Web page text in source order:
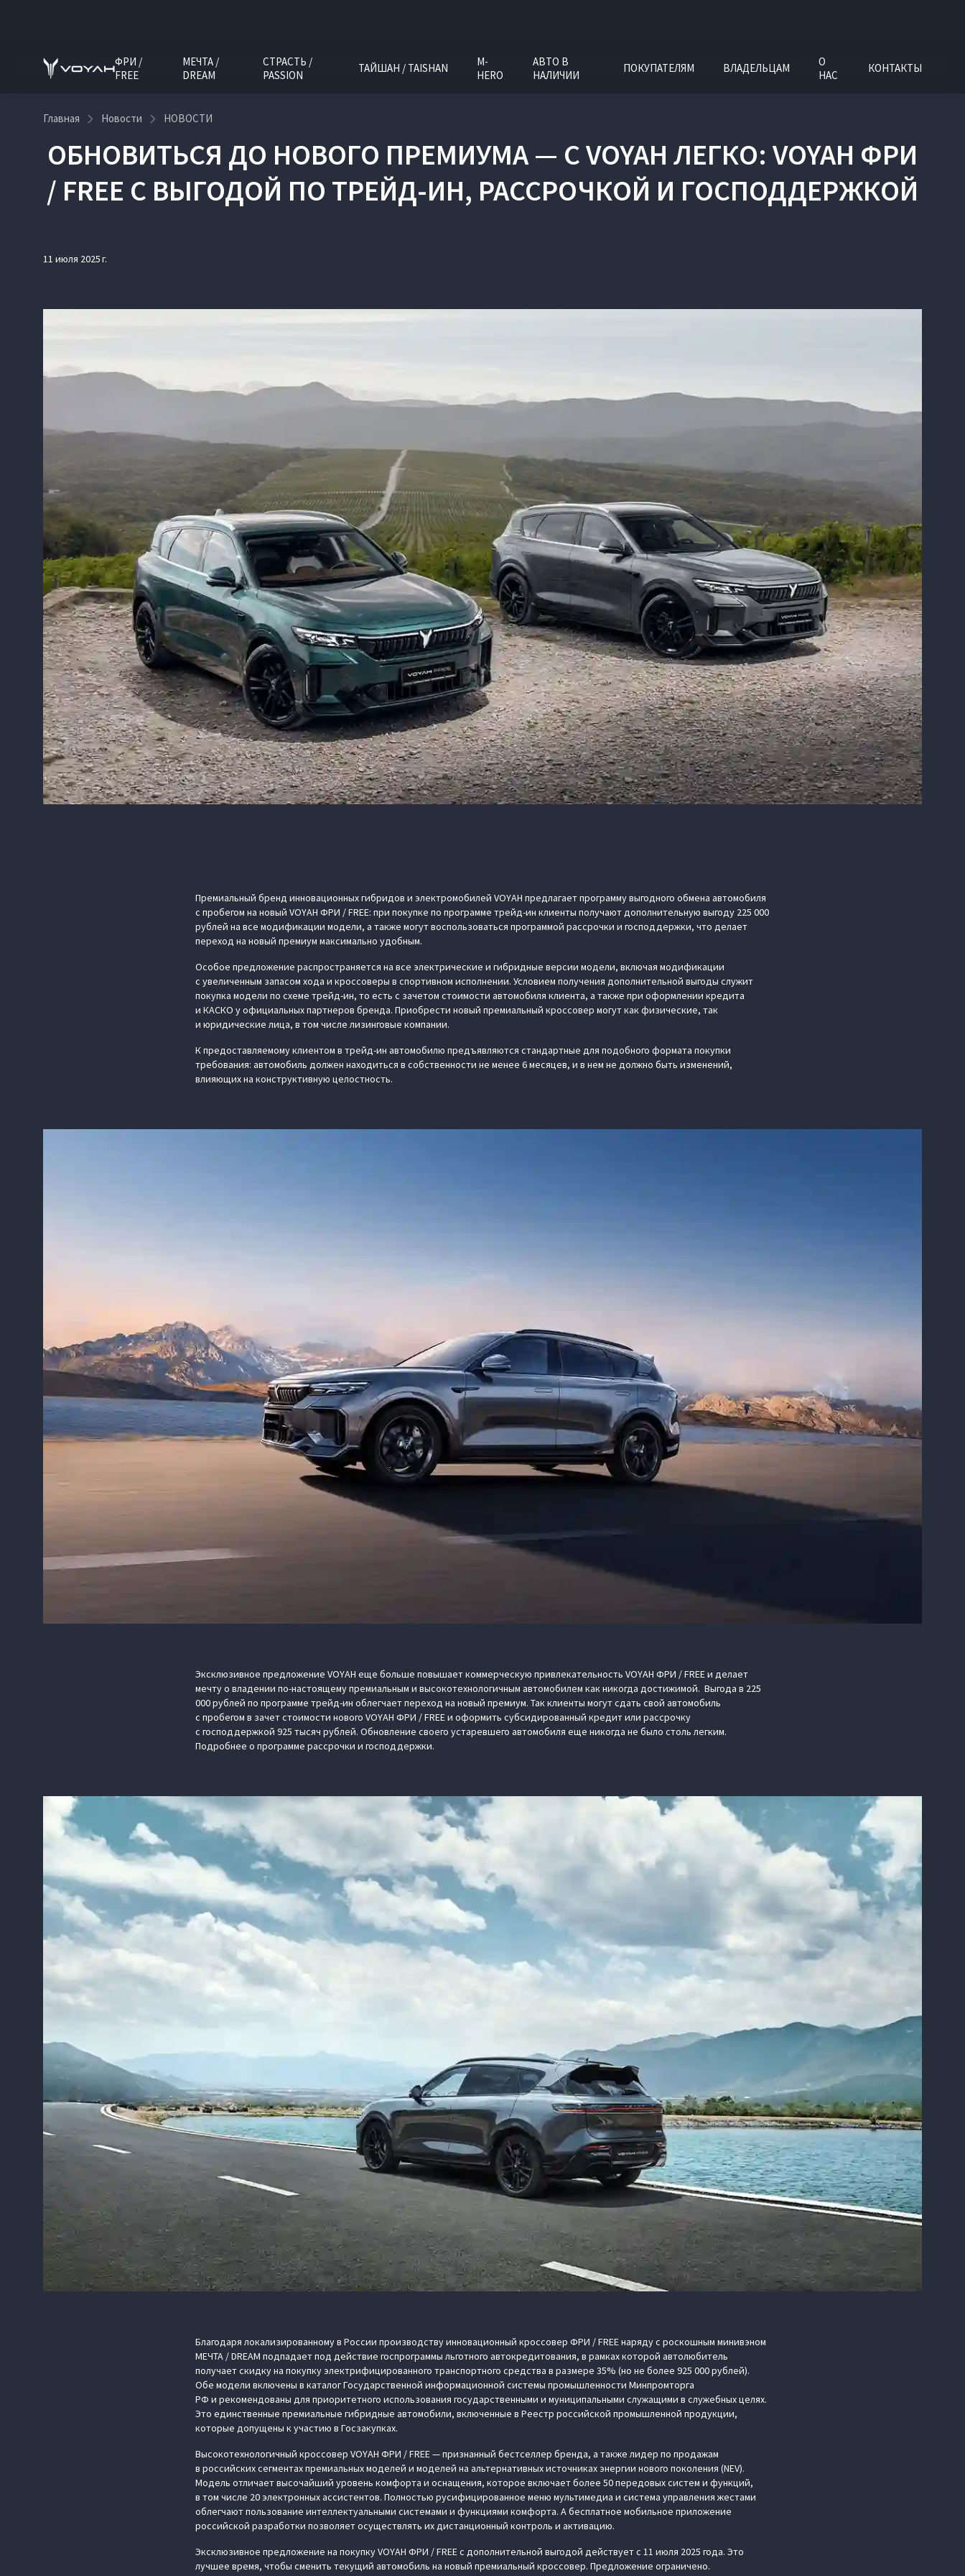
ФРИ /
FREE
МЕЧТА /
DREAM
СТРАСТЬ /
PASSION
ТАЙШАН / TAISHAN
M-
HERO
АВТО В
НАЛИЧИИ
ПОКУПАТЕЛЯМ ВЛАДЕЛЬЦАМ
О
НАС
КОНТАКТЫ
Главная Новости НОВОСТИ
ОБНОВИТЬСЯ ДО НОВОГО ПРЕМИУМА — С VOYAH ЛЕГКО: VOYAH ФРИ
/ FREE С ВЫГОДОЙ ПО ТРЕЙД-ИН, РАССРОЧКОЙ И ГОСПОДДЕРЖКОЙ
11 июля 2025 г.
Премиальный бренд инновационных гибридов и электромобилей VOYAH предлагает программу выгодного обмена автомобиля
с пробегом на новый VOYAH ФРИ / FREE: при покупке по программе трейд-ин клиенты получают дополнительную выгоду 225 000
рублей на все модификации модели, а также могут воспользоваться программой рассрочки и господдержки, что делает
переход на новый премиум максимально удобным.
Особое предложение распространяется на все электрические и гибридные версии модели, включая модификации
с увеличенным запасом хода и кроссоверы в спортивном исполнении. Условием получения дополнительной выгоды служит
покупка модели по схеме трейд-ин, то есть с зачетом стоимости автомобиля клиента, а также при оформлении кредита
и КАСКО у официальных партнеров бренда. Приобрести новый премиальный кроссовер могут как физические, так
и юридические лица, в том числе лизинговые компании.
К предоставляемому клиентом в трейд-ин автомобилю предъявляются стандартные для подобного формата покупки
требования: автомобиль должен находиться в собственности не менее 6 месяцев, и в нем не должно быть изменений,
влияющих на конструктивную целостность.
Эксклюзивное предложение VOYAH еще больше повышает коммерческую привлекательность VOYAH ФРИ / FREE и делает
мечту о владении по-настоящему премиальным и высокотехнологичным автомобилем как никогда достижимой. Выгода в 225
000 рублей по программе трейд-ин облегчает переход на новый премиум. Так клиенты могут сдать свой автомобиль
с пробегом в зачет стоимости нового VOYAH ФРИ / FREE и оформить субсидированный кредит или рассрочку
с господдержкой 925 тысяч рублей. Обновление своего устаревшего автомобиля еще никогда не было столь легким.
Подробнее о программе рассрочки и господдержки.
Благодаря локализированному в России производству инновационный кроссовер ФРИ / FREE наряду с роскошным минивэном
МЕЧТА / DREAM подпадает под действие госпрограммы льготного автокредитования, в рамках которой автолюбитель
получает скидку на покупку электрифицированного транспортного средства в размере 35% (но не более 925 000 рублей).
Обе модели включены в каталог Государственной информационной системы промышленности Минпромторга
РФ и рекомендованы для приоритетного использования государственными и муниципальными служащими в служебных целях.
Это единственные премиальные гибридные автомобили, включенные в Реестр российской промышленной продукции,
которые допущены к участию в Госзакупках.
Высокотехнологичный кроссовер VOYAH ФРИ / FREE — признанный бестселлер бренда, а также лидер по продажам
в российских сегментах премиальных моделей и моделей на альтернативных источниках энергии нового поколения (NEV).
Модель отличает высочайший уровень комфорта и оснащения, которое включает более 50 передовых систем и функций,
в том числе 20 электронных ассистентов. Полностью русифицированное меню мультимедиа и система управления жестами
облегчают пользование интеллектуальными системами и функциями комфорта. А бесплатное мобильное приложение
российской разработки позволяет осуществлять их дистанционный контроль и активацию.
Эксклюзивное предложение на покупку VOYAH ФРИ / FREE с дополнительной выгодой действует с 11 июля 2025 года. Это
лучшее время, чтобы сменить текущий автомобиль на новый премиальный кроссовер. Предложение ограничено.